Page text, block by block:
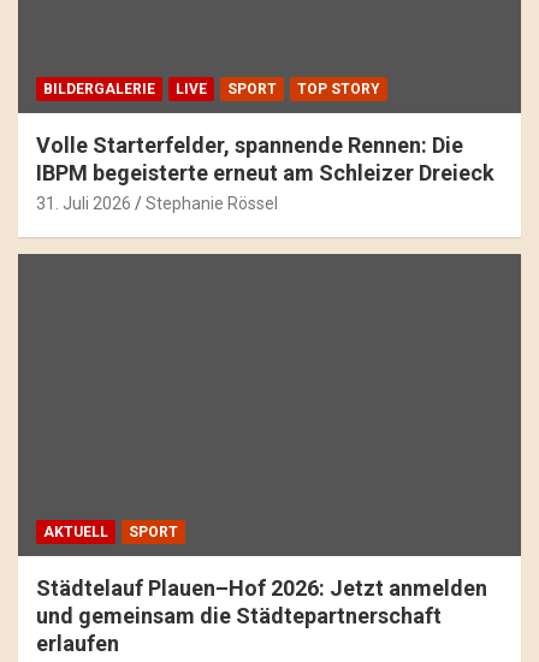
BILDERGALERIE LIVE SPORT TOP STORY
Volle Starterfelder, spannende Rennen: Die
IBPM begeisterte erneut am Schleizer Dreieck
31. Juli 2026 Stephanie Rössel
AKTUELL SPORT
Städtelauf Plauen–Hof 2026: Jetzt anmelden
und gemeinsam die Städtepartnerschaft
erlaufen